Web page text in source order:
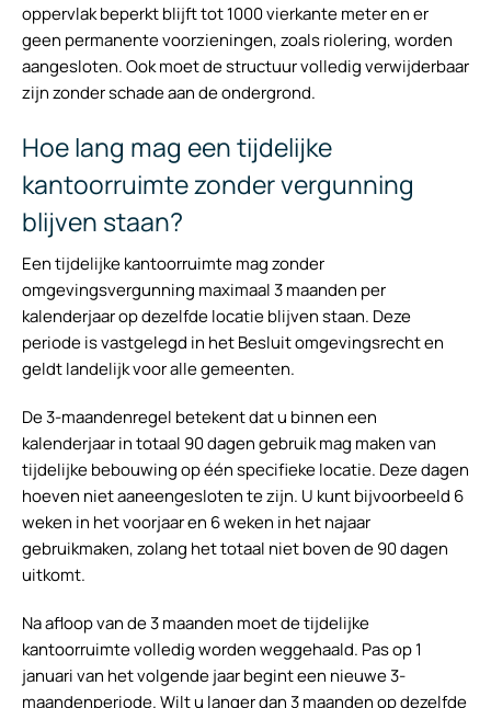
oppervlak beperkt blijft tot 1000 vierkante meter en er
geen permanente voorzieningen, zoals riolering, worden
aangesloten. Ook moet de structuur volledig verwijderbaar
zijn zonder schade aan de ondergrond.
Hoe lang mag een tijdelijke
kantoorruimte zonder vergunning
blijven staan?
Een tijdelijke kantoorruimte mag zonder
omgevingsvergunning maximaal 3 maanden per
kalenderjaar op dezelfde locatie blijven staan. Deze
periode is vastgelegd in het Besluit omgevingsrecht en
geldt landelijk voor alle gemeenten.
De 3-maandenregel betekent dat u binnen een
kalenderjaar in totaal 90 dagen gebruik mag maken van
tijdelijke bebouwing op één specifieke locatie. Deze dagen
hoeven niet aaneengesloten te zijn. U kunt bijvoorbeeld 6
weken in het voorjaar en 6 weken in het najaar
gebruikmaken, zolang het totaal niet boven de 90 dagen
uitkomt.
Na afloop van de 3 maanden moet de tijdelijke
kantoorruimte volledig worden weggehaald. Pas op 1
januari van het volgende jaar begint een nieuwe 3-
maandenperiode. Wilt u langer dan 3 maanden op dezelfde